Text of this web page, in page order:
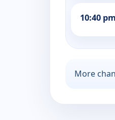
10:40 pm
More